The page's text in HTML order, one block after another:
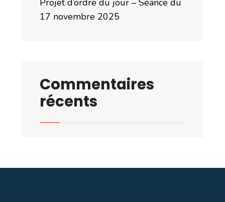
Projet d’ordre du jour – Séance du
17 novembre 2025
Commentaires
récents